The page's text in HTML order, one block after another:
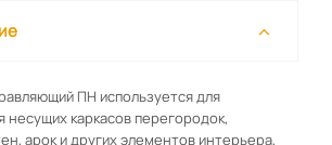
ПН используется для
несущих каркасов перегородок,
арок и других элементов интерьера,